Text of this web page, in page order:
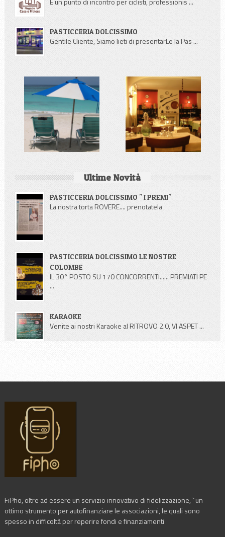
PASTICCERIA DOLCISSIMO
Gentile Cliente, Siamo lieti di presentarLe la Pas ...
Ultime Novità
PASTICCERIA DOLCISSIMO " I PREMI"
La nostra torta ROVERE.... prenotatela
PASTICCERIA DOLCISSIMO LE NOSTRE
COLOMBE
IL 30° POSTO SU 170 CONCORRENTI...... PREMIATI PE
...
KARAOKE
Venite ai nostri Karaoke al RITROVO 2.0, VI ASPET ...
FiPho, oltre ad essere un servizio innovativo di fidelizzazione, ` un
ottimo strumento per autofinanziare le associazioni, le quali sono
spesso in difficoltà per reperire fondi e finanziamenti